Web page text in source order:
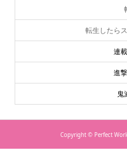
転生したら
連
進
鬼
Copyright © Perfect